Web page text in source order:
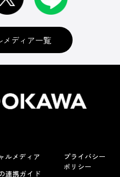
メディア一覧
ルメディア
連携ガイド
プライバシー
ポリシー